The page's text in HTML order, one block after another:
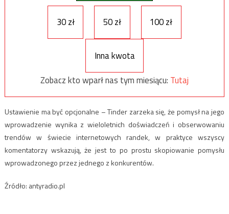
30 zł 50 zł 100 zł
Inna kwota
Zobacz kto wparł nas tym miesiącu: Tutaj
Ustawienie ma być opcjonalne – Tinder zarzeka się, że pomysł na jego
wprowadzenie wynika z wieloletnich doświadczeń i obserwowaniu
trendów w świecie internetowych randek, w praktyce wszyscy
komentatorzy wskazują, że jest to po prostu skopiowanie pomysłu
wprowadzonego przez jednego z konkurentów.
Źródło: antyradio.pl